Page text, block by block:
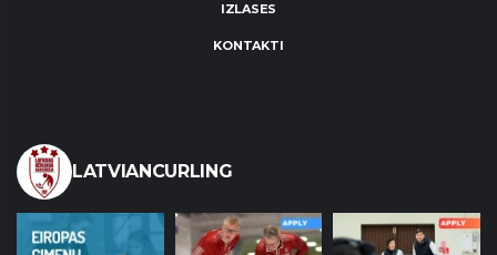
IZLASES
KONTAKTI
LATVIANCURLING